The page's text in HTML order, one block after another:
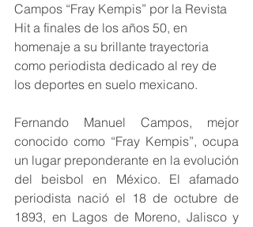
Campos “Fray Kempis” por la Revista
Hit a finales de los años 50, en
homenaje a su brillante trayectoria
como periodista dedicado al rey de
los deportes en suelo mexicano.
Fernando Manuel Campos, mejor
conocido como “Fray Kempis”, ocupa
un lugar preponderante en la evolución
del beisbol en México. El afamado
periodista nació el 18 de octubre de
1893, en Lagos de Moreno, Jalisco y